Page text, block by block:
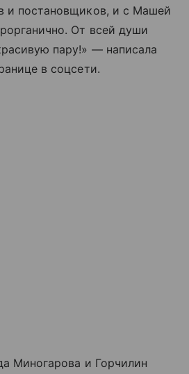
и постановщиков, и с Машей
От всей души
пару!» — написала
в соцсети.
Миногарова и Горчилин